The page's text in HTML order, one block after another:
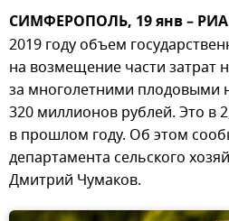
СИМФЕРОПОЛЬ, 19 янв –
2019 году объем
на возмещение части затрат
за многолетними плодовыми
320 миллионов рублей. Это в
в прошлом году. Об этом
департамента сельского
Дмитрий Чумаков.